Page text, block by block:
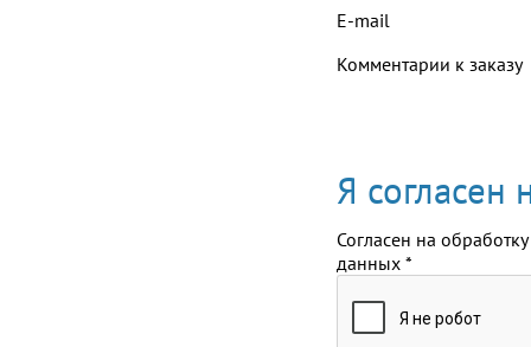
E-mail
Комментарии к заказу
Я согласен
Согласен на обработку
данных *